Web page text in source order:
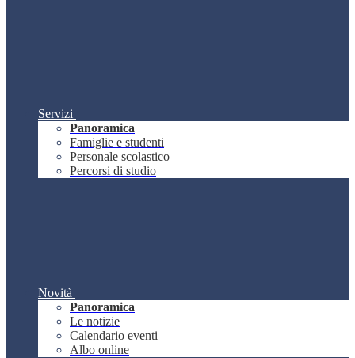
Servizi
Panoramica
Famiglie e studenti
Personale scolastico
Percorsi di studio
Novità
Panoramica
Le notizie
Calendario eventi
Albo online